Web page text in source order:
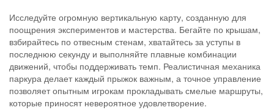
Исследуйте огромную вертикальную карту, созданную для
поощрения экспериментов и мастерства. Бегайте по крышам,
взбирайтесь по отвесным стенам, хватайтесь за уступы в
последнюю секунду и выполняйте плавные комбинации
движений, чтобы поддерживать темп. Реалистичная механика
паркура делает каждый прыжок важным, а точное управление
позволяет опытным игрокам прокладывать смелые маршруты,
которые приносят невероятное удовлетворение.